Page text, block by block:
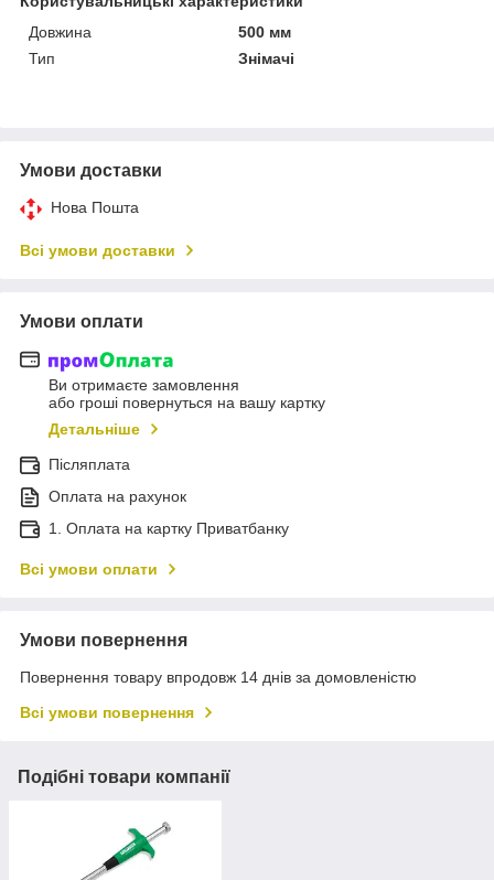
Довжина
500 мм
Тип
Знімачі
Умови доставки
Нова Пошта
Всі умови доставки
Умови оплати
Ви отримаєте замовлення
або гроші повернуться на вашу картку
Детальніше
Післяплата
Оплата на рахунок
1. Оплата на картку Приватбанку
Всі умови оплати
Умови повернення
Повернення товару впродовж 14 днів за домовленістю
Всі умови повернення
Подібні товари компанії